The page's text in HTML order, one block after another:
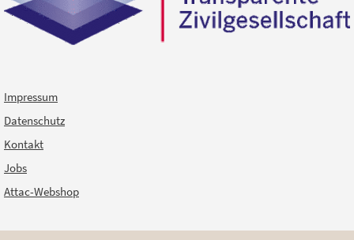
Impressum
Datenschutz
Kontakt
Jobs
Attac-Webshop